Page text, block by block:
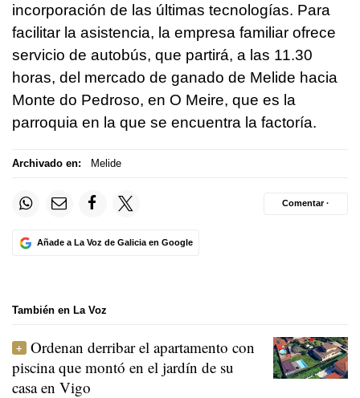
incorporación de las últimas tecnologías. Para
facilitar la asistencia, la empresa familiar ofrece
servicio de autobús, que partirá, a las 11.30
horas, del mercado de ganado de Melide hacia
Monte do Pedroso, en O Meire, que es la
parroquia en la que se encuentra la factoría.
Archivado en: Melide
Añade a La Voz de Galicia en Google
Comentar ·
También en La Voz
Ordenan derribar el apartamento con
piscina que montó en el jardín de su
casa en Vigo